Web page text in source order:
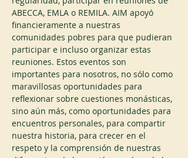
ABECCA, EMLA o REMILA. AIM apoyó
financieramente a nuestras
comunidades pobres para que pudieran
participar e incluso organizar estas
reuniones. Estos eventos son
importantes para nosotros, no sólo como
maravillosas oportunidades para
reflexionar sobre cuestiones monásticas,
sino aún más, como oportunidades para
encuentros personales, para compartir
nuestra historia, para crecer en el
respeto y la comprensión de nuestras